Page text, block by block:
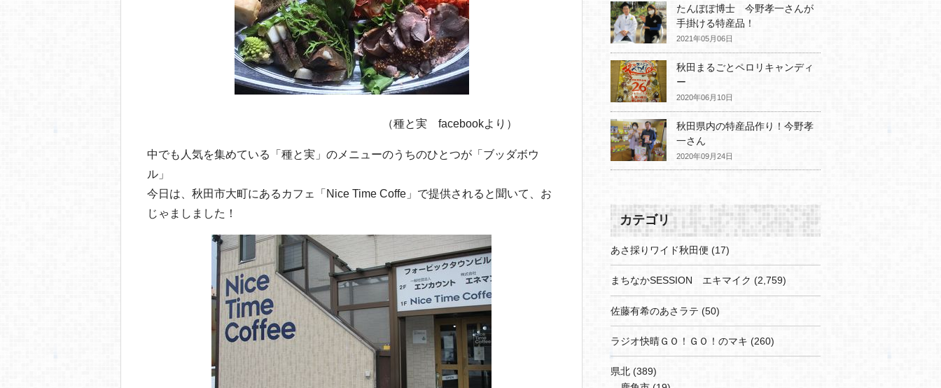
（種と実 facebookより）
中でも人気を集めている「種と実」のメニューのうちのひとつが「ブッダボウ
ル」
今日は、秋田市大町にあるカフェ「Nice Time Coffe」で提供されると聞いて、お
じゃましました！
たんぽぽ博士 今野孝一さんが
手掛ける特産品！
2021年05月06日
秋田まるごとペロリキャンディ
ー
2020年06月10日
秋田県内の特産品作り！今野孝
一さん
2020年09月24日
カテゴリ
あさ採りワイド秋田便 (17)
まちなかSESSION エキマイク (2,759)
佐藤有希のあさラテ (50)
ラジオ快晴ＧＯ！ＧＯ！のマキ (260)
県北 (389)